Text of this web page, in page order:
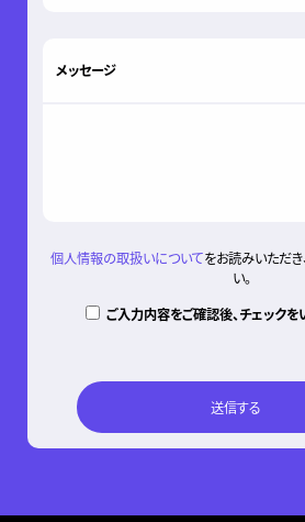
メッセージ
個人情報の取扱いについてをお読みいただき
い。
ご入力内容をご確認後、チェックを